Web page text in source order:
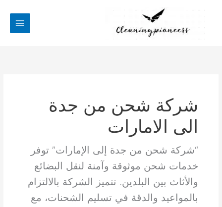
شركة شحن من جدة
الى الامارات
“شركة شحن من جدة إلى الإمارات” توفر
خدمات شحن موثوقة وآمنة لنقل البضائع
والأثاث بين البلدين. تتميز الشركة بالالتزام
بالمواعيد والدقة في تسليم الشحنات، مع